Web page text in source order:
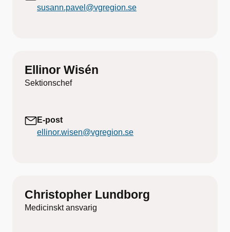
susann.pavel@vgregion.se
Ellinor Wisén
Sektionschef
E-post
ellinor.wisen@vgregion.se
Christopher Lundborg
Medicinskt ansvarig